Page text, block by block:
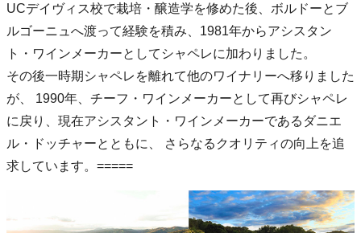
UCデイヴィス校で栽培・醸造学を修めた後、ボルドーとブ
ルゴーニュへ渡って経験を積み、1981年からアシスタン
ト・ワインメーカーとしてシャペレに加わりました。
その後一時期シャペレを離れて他のワイナリーへ移りました
が、 1990年、チーフ・ワインメーカーとして再びシャペレ
に戻り、現在アシスタント・ワインメーカーであるダニエ
ル・ドッチャーとともに、 さらなるクオリティの向上を追
求しています。=====